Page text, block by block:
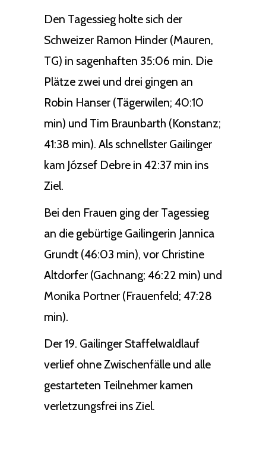
Den Tagessieg holte sich der
Schweizer Ramon Hinder (Mauren,
TG) in sagenhaften 35:06 min. Die
Plätze zwei und drei gingen an
Robin Hanser (Tägerwilen; 40:10
min) und Tim Braunbarth (Konstanz;
41:38 min). Als schnellster Gailinger
kam József Debre in 42:37 min ins
Ziel.
Bei den Frauen ging der Tagessieg
an die gebürtige Gailingerin Jannica
Grundt (46:03 min), vor Christine
Altdorfer (Gachnang; 46:22 min) und
Monika Portner (Frauenfeld; 47:28
min).
Der 19. Gailinger Staffelwaldlauf
verlief ohne Zwischenfälle und alle
gestarteten Teilnehmer kamen
verletzungsfrei ins Ziel.